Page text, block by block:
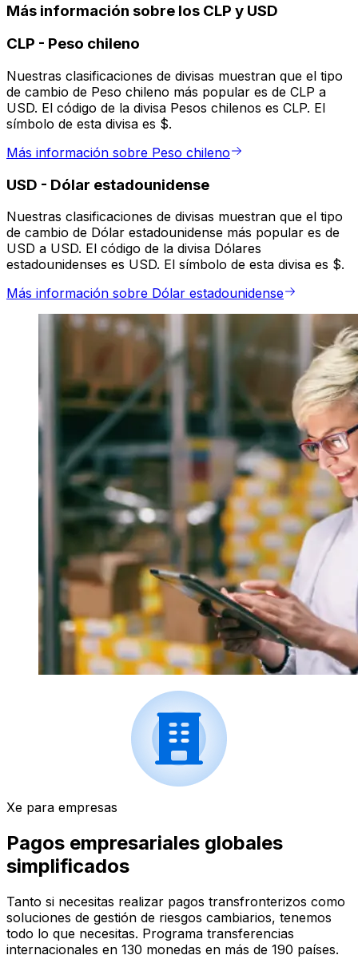
Más información sobre los CLP y USD
CLP - Peso chileno
Nuestras clasificaciones de divisas muestran que el tipo
de cambio de Peso chileno más popular es de CLP a
USD. El código de la divisa Pesos chilenos es CLP. El
símbolo de esta divisa es $.
Más información sobre Peso chileno
USD - Dólar estadounidense
Nuestras clasificaciones de divisas muestran que el tipo
de cambio de Dólar estadounidense más popular es de
USD a USD. El código de la divisa Dólares
estadounidenses es USD. El símbolo de esta divisa es $.
Más información sobre Dólar estadounidense
Xe para empresas
Pagos empresariales globales
simplificados
Tanto si necesitas realizar pagos transfronterizos como
soluciones de gestión de riesgos cambiarios, tenemos
todo lo que necesitas. Programa transferencias
internacionales en 130 monedas en más de 190 países.